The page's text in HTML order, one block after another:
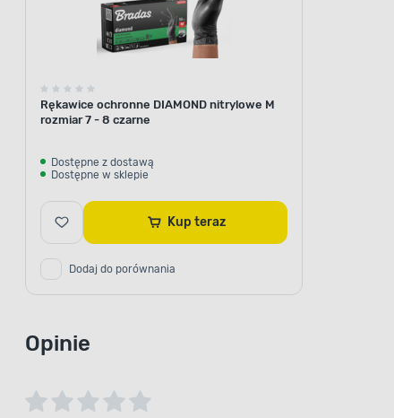
Rękawice ochronne DIAMOND nitrylowe M
rozmiar 7 - 8 czarne
Dostępne z dostawą
Dostępne w sklepie
Kup teraz
Dodaj do porównania
Opinie